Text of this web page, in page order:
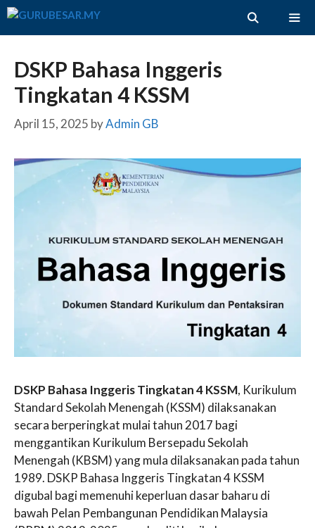
Skip
DSKP Bahasa Inggeris
Tingkatan 4 KSSM
April 15, 2025 byAdmin GB
DSKP Bahasa Inggeris Tingkatan 4 KSSM, Kurikulum
Standard Sekolah Menengah (KSSM) dilaksanakan
secara berperingkat mulai tahun 2017 bagi
menggantikan Kurikulum Bersepadu Sekolah
Menengah (KBSM) yang mula dilaksanakan pada tahun
1989. DSKP Bahasa Inggeris Tingkatan 4 KSSM
digubal bagi memenuhi keperluan dasar baharu di
bawah Pelan Pembangunan Pendidikan Malaysia